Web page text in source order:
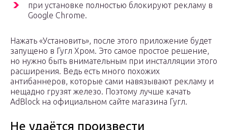
при установке полностью блокируют рекламу в
Google Chrome.
Нажать «Установить», после этого приложение будет
запущено в Гугл Хром. Это самое простое решение,
но нужно быть внимательным при инсталляции этого
расширения. Ведь есть много похожих
антибаннеров, которые сами навязывают рекламу и
нещадно грузят железо. Поэтому лучше качать
AdBlock на официальном сайте магазина Гугл.
Не удаётся произвести